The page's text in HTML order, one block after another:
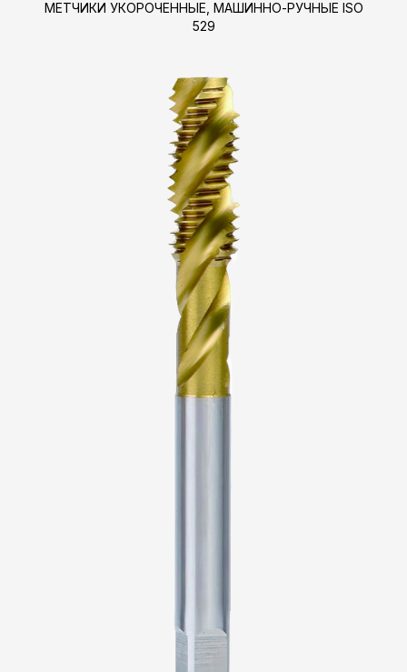
МЕТЧИКИ УКОРОЧЕННЫЕ, МАШИННО-РУЧНЫЕ ISO
529